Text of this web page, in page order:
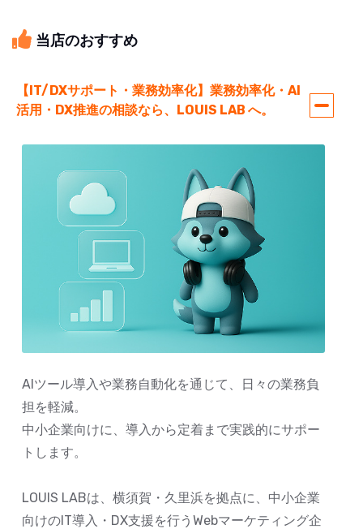
当店のおすすめ
【IT/DXサポート・業務効率化】業務効率化・AI
活用・DX推進の相談なら、LOUIS LAB へ。
AIツール導入や業務自動化を通じて、日々の業務負
担を軽減。
中小企業向けに、導入から定着まで実践的にサポー
トします。
LOUIS LABは、横須賀・久里浜を拠点に、中小企業
向けのIT導入・DX支援を行うWebマーケティング企